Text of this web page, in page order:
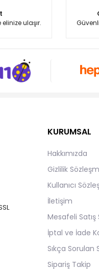
ulaşır.
KURUMSAL
Hakkımızda
Gizlilik
Kullanıcı
İletişim
Mesafeli
İptal ve İade
Sıkça Sorulan
Sipariş Takip